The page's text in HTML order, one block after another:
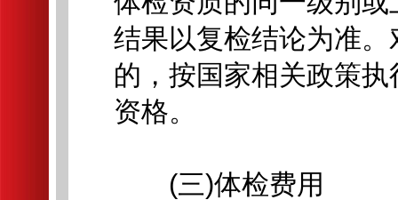
结果以复检结论为准
的，按国家相关政策
资格。
(三)体检费用